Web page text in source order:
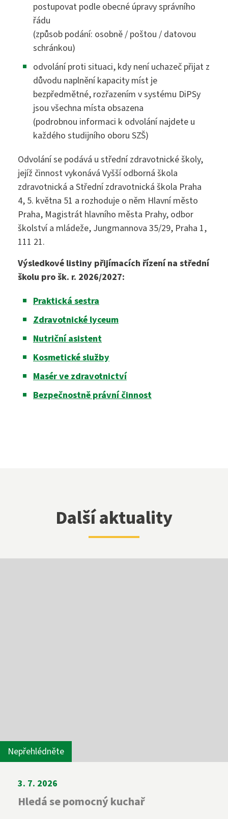
postupovat podle obecné úpravy správního
řádu
(způsob podání: osobně / poštou / datovou
schránkou)
odvolání proti situaci, kdy není uchazeč přijat z
důvodu naplnění kapacity míst je
bezpředmětné, rozřazením v systému DiPSy
jsou všechna místa obsazena
(podrobnou informaci k odvolání najdete u
každého studijního oboru SZŠ)
Odvolání se podává u střední zdravotnické školy,
jejíž činnost vykonává Vyšší odborná škola
zdravotnická a Střední zdravotnická škola Praha
4, 5. května 51 a rozhoduje o něm Hlavní město
Praha, Magistrát hlavního města Prahy, odbor
školství a mládeže, Jungmannova 35/29, Praha 1,
111 21.
Výsledkové listiny přijímacích řízení na střední
školu pro šk. r. 2026/2027:
Praktická sestra
Zdravotnické lyceum
Nutriční asistent
Kosmetické služby
Masér ve zdravotnictví
Bezpečnostně právní činnost
Další aktuality
Nepřehlédněte
3. 7. 2026
Hledá se pomocný kuchař